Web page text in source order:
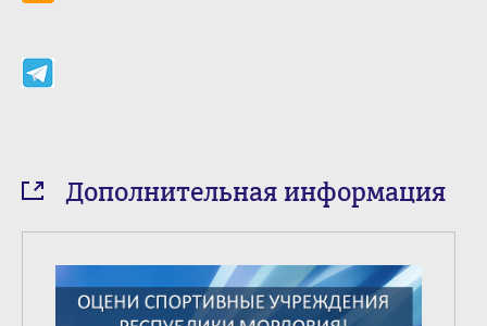
Дополнительная информация